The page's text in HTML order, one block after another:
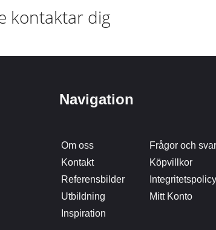
kontaktar dig
Navigation
Om oss
Kontakt
Referensbilder
Utbildning
Inspiration
Frågor och svar
Köpvillkor
Integritetspolicy
Mitt Konto